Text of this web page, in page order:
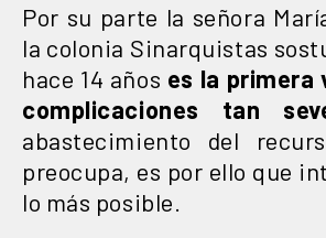
Por su parte la señora
la colonia Sinarquistas
hace 14 años es la primera
complicaciones tan
abastecimiento del
preocupa, es por ello que
lo más posible.